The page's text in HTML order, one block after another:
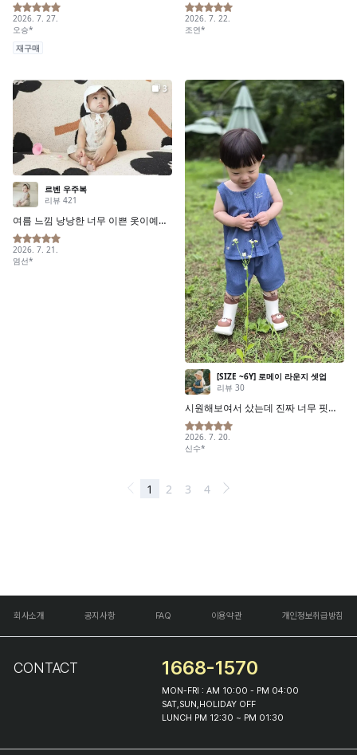
회사소개 공지사항 FAQ 이용약관 개인정보취급방침
CONTACT 1668-1570
MON-FRI : AM 10:00 - PM 04:00
SAT,SUN,HOLIDAY OFF
LUNCH PM 12:30 ~ PM 01:30